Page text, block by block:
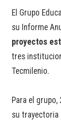
El Grupo
su Informe
proyectos
tres
Tecmilenio.
Para el
su trayectoria